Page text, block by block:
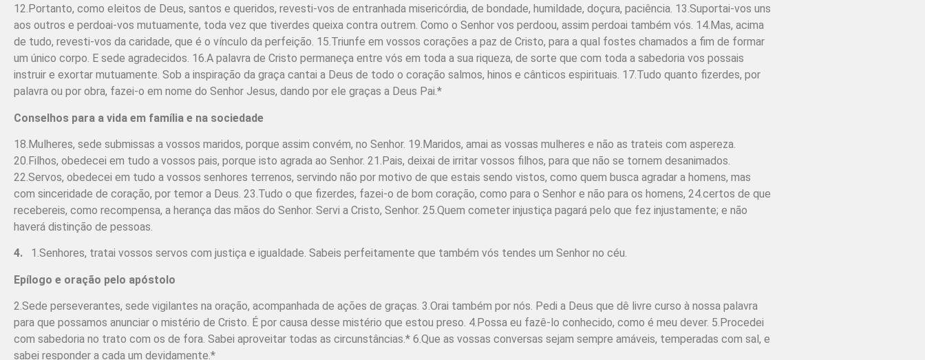
12.Portanto, como eleitos de Deus, santos e queridos, revesti-vos de entra­nhada misericórdia, de bondade, humildade, doçura, paciência. 13.Suportai-vos uns
aos outros e perdoai-vos mutuamente, toda vez que tiverdes queixa contra outrem. Como o Senhor vos perdoou, assim perdoai também vós. 14.Mas, acima
de tudo, revesti-vos da caridade, que é o vínculo da perfeição. 15.Triunfe em vossos corações a paz de Cristo, para a qual fostes chamados a fim de formar
um único corpo. E sede agradecidos. 16.A palavra de Cristo permaneça entre vós em toda a sua riqueza, de sorte que com toda a sabedoria vos possais
instruir e exortar mutuamente. Sob a inspiração da graça cantai a Deus de todo o coração salmos, hinos e cânticos espirituais. 17.Tudo quanto fizerdes, por
palavra ou por obra, fazei-o em nome do Senhor Jesus, dando por ele graças a Deus Pai.*
Conselhos para a vida em família e na sociedade
18.Mulheres, sede submissas a vossos maridos, porque assim convém, no Senhor. 19.Maridos, amai as vossas mulheres e não as trateis com aspereza.
20.Filhos, obedecei em tudo a vossos pais, porque isto agrada ao Senhor. 21.Pais, deixai de irritar vossos filhos, para que não se tornem desanimados.
22.Servos, obedecei em tudo a vossos senhores terrenos, servindo não por motivo de que estais sendo vistos, como quem busca agradar a homens, mas
com sinceridade de coração, por temor a Deus. 23.Tudo o que fizerdes, fazei-o de bom coração, como para o Senhor e não para os homens, 24.certos de que
recebereis, como recompensa, a herança das mãos do Senhor. Servi a Cristo, Senhor. 25.Quem cometer injustiça pagará pelo que fez injustamente; e não
haverá distinção de pessoas.
4. 1.Senhores, tratai vossos servos com justiça e igualdade. Sabeis perfeitamente que também vós tendes um Senhor no céu.
Epílogo e oração pelo apóstolo
2.Sede perseverantes, sede vigilantes na oração, acompanhada de ações de graças. 3.Orai também por nós. Pedi a Deus que dê livre curso à nossa palavra
para que possamos anunciar o mistério de Cristo. É por causa desse mistério que estou preso. 4.Possa eu fazê-lo conhecido, como é meu dever. 5.Procedei
com sabedoria no trato com os de fora. Sabei aproveitar todas as circunstâncias.* 6.Que as vossas conversas sejam sempre amáveis, temperadas com sal, e
sabei responder a cada um devidamente.*